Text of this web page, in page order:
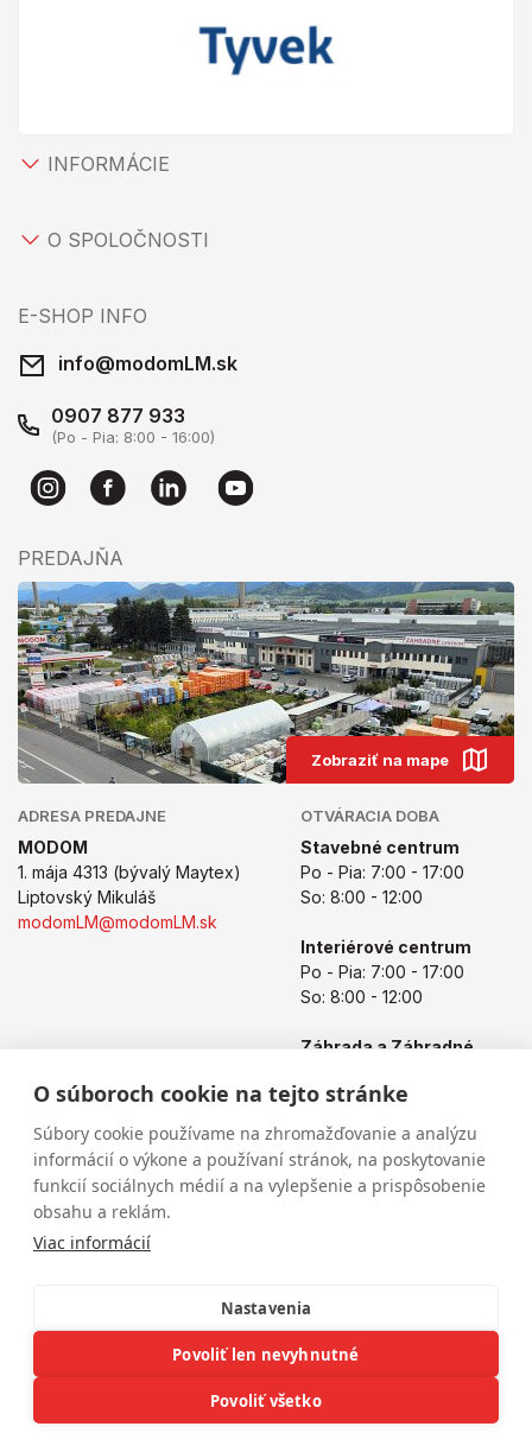
O súboroch cookie na tejto stránke
Súbory cookie používame na zhromažďovanie a analýzu
informácií o výkone a používaní stránok, na poskytovanie
funkcií sociálnych médií a na vylepšenie a prispôsobenie
obsahu a reklám.
Viac informácií
Nastavenia
Povoliť len nevyhnutné
Povoliť všetko
INFORMÁCIE
O SPOLOČNOSTI
E-SHOP INFO
info@modomLM.sk
0907 877 933
(Po - Pia: 8:00 - 16:00)
PREDAJŇA
Zobraziť na mape
ADRESA PREDAJNE
MODOM
1. mája 4313 (bývalý Maytex)
Liptovský Mikuláš
modomLM@modomLM.sk
OTVÁRACIA DOBA
Stavebné centrum
Po - Pia: 7:00 - 17:00
So: 8:00 - 12:00
Interiérové centrum
Po - Pia: 7:00 - 17:00
So: 8:00 - 12:00
Záhrada a Záhradné
Po - Pia: 8:00 - 17:00
So: 8:00 - 12:00
Copyright © 2026modomLM.skVšetky práva vyhradené